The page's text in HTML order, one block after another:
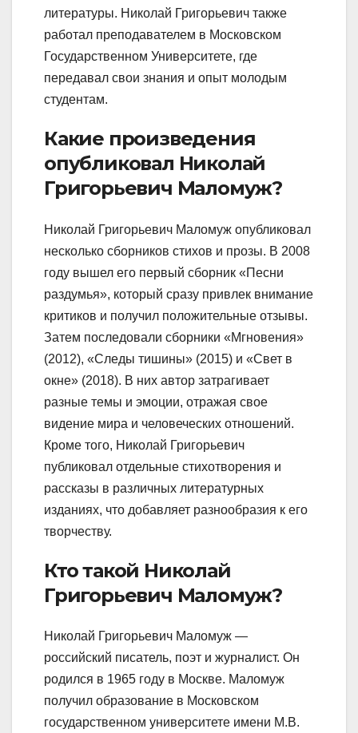
литературы. Николай Григорьевич также
работал преподавателем в Московском
Государственном Университете, где
передавал свои знания и опыт молодым
студентам.
Какие произведения
опубликовал Николай
Григорьевич Маломуж?
Николай Григорьевич Маломуж опубликовал
несколько сборников стихов и прозы. В 2008
году вышел его первый сборник «Песни
раздумья», который сразу привлек внимание
критиков и получил положительные отзывы.
Затем последовали сборники «Мгновения»
(2012), «Следы тишины» (2015) и «Свет в
окне» (2018). В них автор затрагивает
разные темы и эмоции, отражая свое
видение мира и человеческих отношений.
Кроме того, Николай Григорьевич
публиковал отдельные стихотворения и
рассказы в различных литературных
изданиях, что добавляет разнообразия к его
творчеству.
Кто такой Николай
Григорьевич Маломуж?
Николай Григорьевич Маломуж —
российский писатель, поэт и журналист. Он
родился в 1965 году в Москве. Маломуж
получил образование в Московском
государственном университете имени М.В.